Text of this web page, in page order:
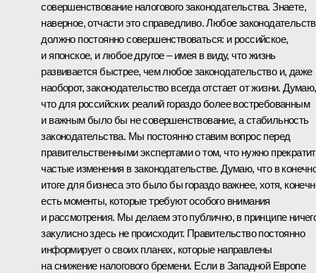
совершенствование налогового законодательства. Знаете,
наверное, отчасти это справедливо. Любое
должно постоянно совершенствоваться: и российское,
и японское, и любое другое – имея в виду, что жизнь
развивается быстрее, чем любое законодательство и, даже
наоборот, законодательство всегда отстает от жизни. Думаю,
что для российских реалий гораздо более востребованным
и важным было бы не совершенствование, а стабильность
законодательства. Мы постоянно ставим вопрос перед
правительственными экспертами о том, что нужно
частые изменения в законодательстве. Думаю, что в
итоге для бизнеса это было бы гораздо важнее, хотя,
есть моменты, которые требуют особого внимания
и рассмотрения. Мы делаем это публично, в принципе
закулисно здесь не происходит. Правительство постоянно
информирует о своих планах, которые направлены
на снижение налогового бремени. Если в Западной Европе